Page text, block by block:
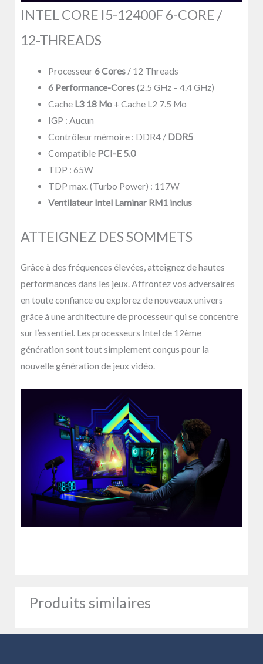
INTEL CORE I5-12400F 6-CORE /
12-THREADS
Processeur6 Cores/ 12 Threads
6 Performance-Cores(2.5 GHz – 4.4 GHz)
Cache L3 18 Mo+ Cache L2 7.5 Mo
IGP : Aucun
Contrôleur mémoire : DDR4 / DDR5
Compatible PCI-E 5.0
TDP : 65W
TDP max. (Turbo Power) : 117W
Ventilateur Intel Laminar RM1 inclus
ATTEIGNEZ DES SOMMETS
Grâce à des fréquences élevées, atteignez de hautes
performances dans les jeux. Affrontez vos adversaires
en toute confiance ou explorez de nouveaux univers
grâce à une architecture de processeur qui se concentre
sur l’essentiel. Les processeurs Intel de 12ème
génération sont tout simplement conçus pour la
nouvelle génération de jeux vidéo.
Produits similaires